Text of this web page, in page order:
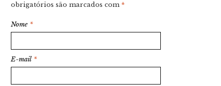
obrigatórios são marcados com *
Nome *
E-mail *